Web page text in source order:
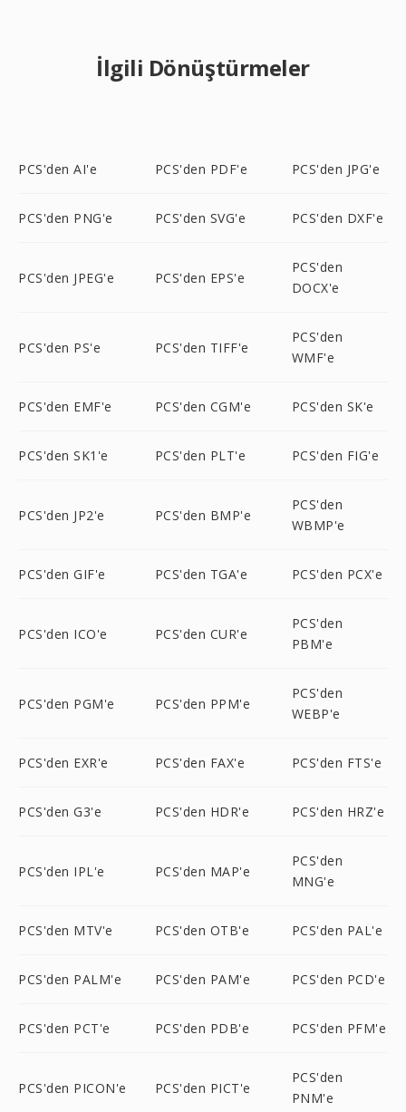
İlgili Dönüştürmeler
PCS'den AI'e PCS'den PDF'e PCS'den JPG'e
PCS'den PNG'e PCS'den SVG'e PCS'den DXF'e
PCS'den JPEG'e PCS'den EPS'e
PCS'den
DOCX'e
PCS'den PS'e PCS'den TIFF'e
PCS'den
WMF'e
PCS'den EMF'e PCS'den CGM'e PCS'den SK'e
PCS'den SK1'e PCS'den PLT'e PCS'den FIG'e
PCS'den JP2'e PCS'den BMP'e
PCS'den
WBMP'e
PCS'den GIF'e PCS'den TGA'e PCS'den PCX'e
PCS'den ICO'e PCS'den CUR'e
PCS'den
PBM'e
PCS'den PGM'e PCS'den PPM'e
PCS'den
WEBP'e
PCS'den EXR'e PCS'den FAX'e PCS'den FTS'e
PCS'den G3'e PCS'den HDR'e PCS'den HRZ'e
PCS'den IPL'e PCS'den MAP'e
PCS'den
MNG'e
PCS'den MTV'e PCS'den OTB'e PCS'den PAL'e
PCS'den PALM'e PCS'den PAM'e PCS'den PCD'e
PCS'den PCT'e PCS'den PDB'e PCS'den PFM'e
PCS'den PICON'e PCS'den PICT'e
PCS'den
PNM'e